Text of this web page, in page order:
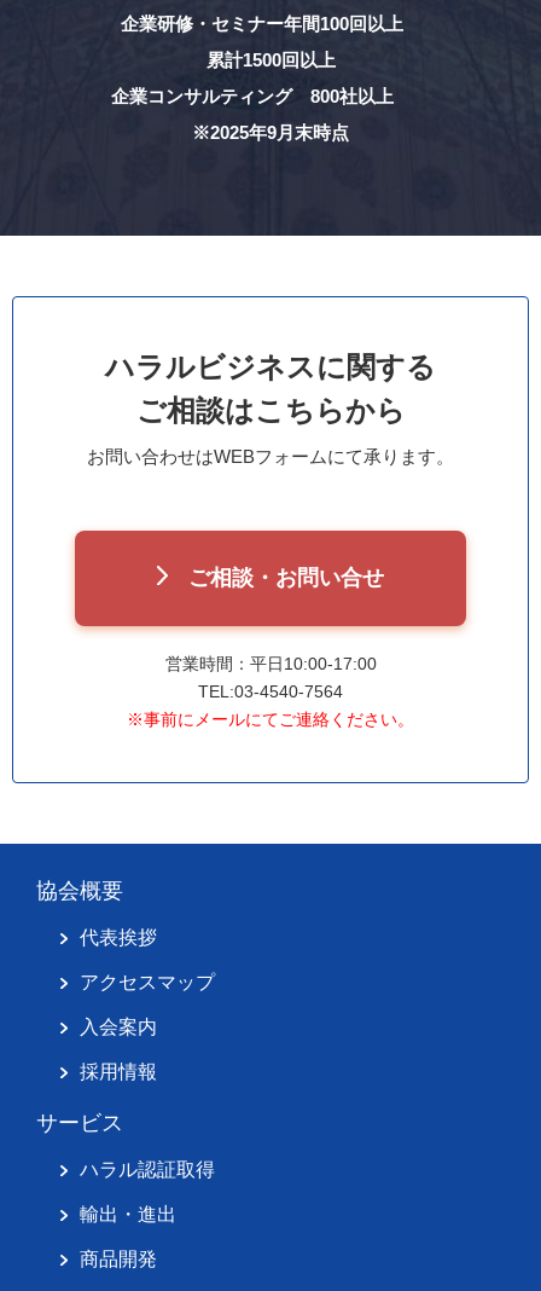
企業研修・セミナー年間100回以上
累計1500回以上
企業コンサルティング 800社以上
※2025年9月末時点
ハラルビジネスに関する
ご相談はこちらから
お問い合わせはWEBフォームにて承ります。
ご相談・お問い合せ
営業時間：平日10:00-17:00
TEL:03-4540-7564
※事前にメールにてご連絡ください。
協会概要
代表挨拶
アクセスマップ
入会案内
採用情報
サービス
ハラル認証取得
輸出・進出
商品開発